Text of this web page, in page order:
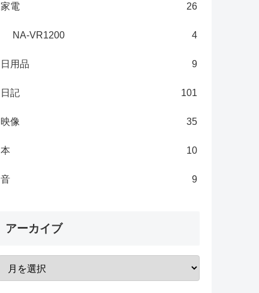
家電 26
NA-VR1200 4
日用品 9
日記 101
映像 35
本 10
音 9
アーカイブ